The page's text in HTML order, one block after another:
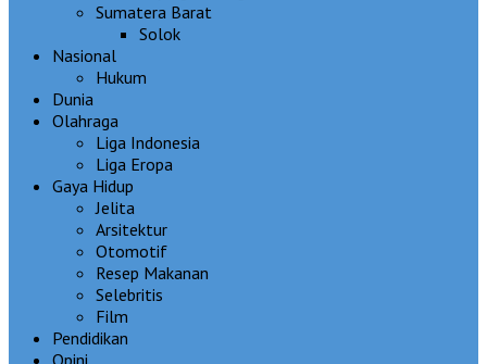
Sumatera Barat
Solok
Nasional
Hukum
Dunia
Olahraga
Liga Indonesia
Liga Eropa
Gaya Hidup
Jelita
Arsitektur
Otomotif
Resep Makanan
Selebritis
Film
Pendidikan